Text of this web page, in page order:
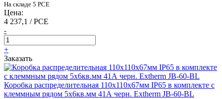
На складе 5 PCE
Цена:
4 237,1 / PCE
-
+
Заказать
Коробка распределительная 110х110х67мм IP65 в комплекте с
клеммным рядом 5х6кв.мм 41А черн. Extherm JB-60-BL